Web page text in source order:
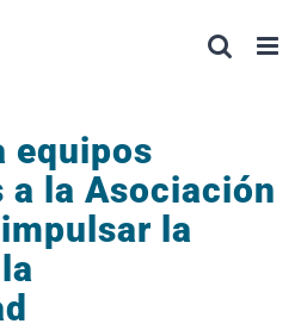
equipos
la Asociación
la